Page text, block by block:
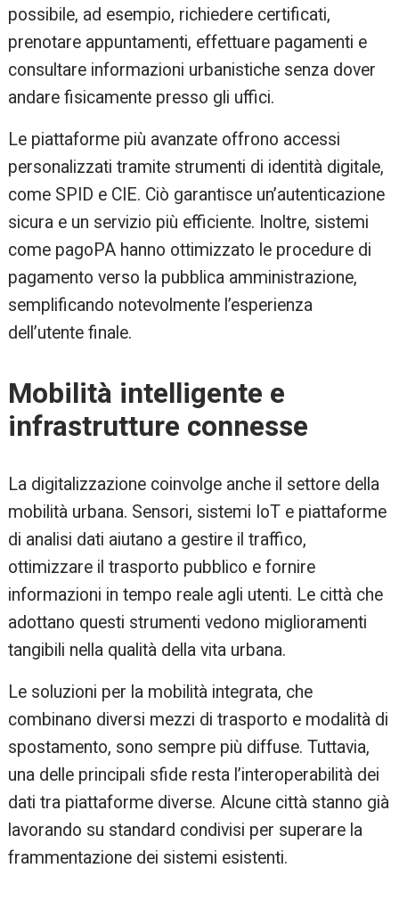
possibile, ad esempio, richiedere certificati,
prenotare appuntamenti, effettuare pagamenti e
consultare informazioni urbanistiche senza dover
andare fisicamente presso gli uffici.
Le piattaforme più avanzate offrono accessi
personalizzati tramite strumenti di identità digitale,
come SPID e CIE. Ciò garantisce un’autenticazione
sicura e un servizio più efficiente. Inoltre, sistemi
come pagoPA hanno ottimizzato le procedure di
pagamento verso la pubblica amministrazione,
semplificando notevolmente l’esperienza
dell’utente finale.
Mobilità intelligente e
infrastrutture connesse
La digitalizzazione coinvolge anche il settore della
mobilità urbana. Sensori, sistemi IoT e piattaforme
di analisi dati aiutano a gestire il traffico,
ottimizzare il trasporto pubblico e fornire
informazioni in tempo reale agli utenti. Le città che
adottano questi strumenti vedono miglioramenti
tangibili nella qualità della vita urbana.
Le soluzioni per la mobilità integrata, che
combinano diversi mezzi di trasporto e modalità di
spostamento, sono sempre più diffuse. Tuttavia,
una delle principali sfide resta l’interoperabilità dei
dati tra piattaforme diverse. Alcune città stanno già
lavorando su standard condivisi per superare la
frammentazione dei sistemi esistenti.